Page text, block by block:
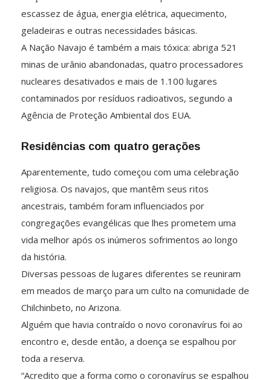
escassez de água, energia elétrica, aquecimento,
geladeiras e outras necessidades básicas.
A Nação Navajo é também a mais tóxica: abriga 521
minas de urânio abandonadas, quatro processadores
nucleares desativados e mais de 1.100 lugares
contaminados por resíduos radioativos, segundo a
Agência de Proteção Ambiental dos EUA.
Residências com quatro gerações
Aparentemente, tudo começou com uma celebração
religiosa. Os navajos, que mantêm seus ritos
ancestrais, também foram influenciados por
congregações evangélicas que lhes prometem uma
vida melhor após os inúmeros sofrimentos ao longo
da história.
Diversas pessoas de lugares diferentes se reuniram
em meados de março para um culto na comunidade de
Chilchinbeto, no Arizona.
Alguém que havia contraído o novo coronavírus foi ao
encontro e, desde então, a doença se espalhou por
toda a reserva.
“Acredito que a forma como o coronavírus se espalhou